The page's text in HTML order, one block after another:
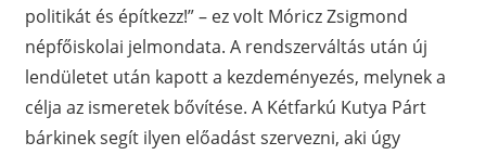
politikát és építkezz!” – ez volt Móricz Zsigmond
népfőiskolai jelmondata. A rendszerváltás után új
lendületet után kapott a kezdeményezés, melynek a
célja az ismeretek bővítése. A Kétfarkú Kutya Párt
bárkinek segít ilyen előadást szervezni, aki úgy